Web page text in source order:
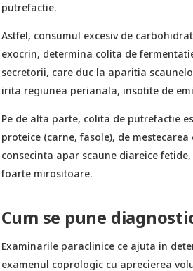
putrefactie.
Astfel, consumul excesiv de
exocrin, determina colita de
secretorii, care duc la aparitia
irita regiunea perianala, insotite de
Pe de alta parte, colita de putrefactie
proteice (carne, fasole), de
consecinta apar scaune diareice
foarte mirositoare.
Cum se pune
Examinarile paraclinice ce ajuta in
examenul coprologic cu aprecierea